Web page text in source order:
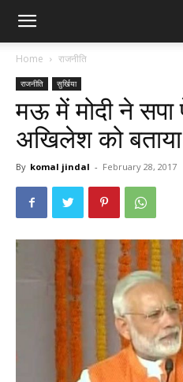
Home राजनीति
राजनीति सुर्खिया
मऊ में मोदी ने सपा
अखिलेश को बताया
By komal jindal - February 28, 2017